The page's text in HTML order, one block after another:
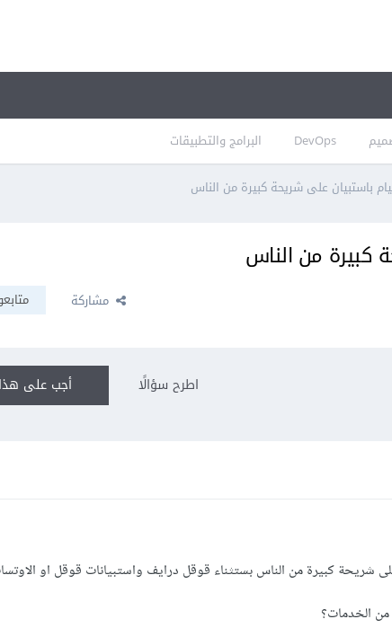
DevOps البرامج والتطبيقات
باستبيان على شريحة كبيرة من الناس
كبيرة من الناس
مشاركة
أجب على اطرح سؤالًا
شريحة كبيرة من الناس بستثناء قوقل درايف واستبيانات قوقل او
من الخدمات؟